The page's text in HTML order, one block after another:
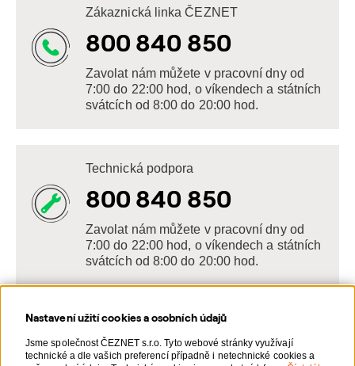
Nastavení užití cookies a osobních údajů
Jsme společnost ČEZNET s.r.o. Tyto webové stránky využívají
technické a dle vašich preferencí případně i netechnické cookies a
Zákaznická linka ČEZNET
800 840 850
Zavolat nám můžete v pracovní dny od
7:00 do 22:00 hod, o víkendech a státních
svátcích od 8:00 do 20:00 hod.
Technická podpora
800 840 850
Zavolat nám můžete v pracovní dny od
7:00 do 22:00 hod, o víkendech a státních
svátcích od 8:00 do 20:00 hod.
Napište nám